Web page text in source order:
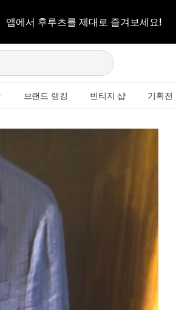
앱에서 후루츠를 제대로 즐겨보세요!
브랜드 랭킹 빈티지 샵 기획전